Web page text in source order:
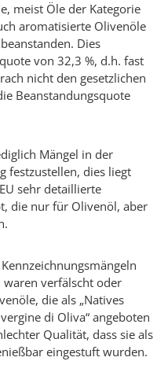
meist Öle der Kategorie
aromatisierte Olivenöle
Dies
von 32,3 %, d.h. fast
nicht den gesetzlichen
Beanstandungsquote
Mängel in der
festzustellen, dies liegt
sehr detaillierte
die nur für Olivenöl, aber
verfälscht oder
die als „Natives
di Oliva“ angeboten
Qualität, dass sie als
eingestuft wurden.